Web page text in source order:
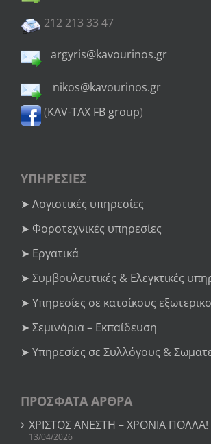
212 213 33 47
argyris@kavourinos.gr
nikos@kavourinos.gr
(KAV-TAX FB group)
ΥΠΗΡΕΣΙΕΣ
➤ Λογιστικές υπηρεσίες
➤ Φοροτεχνικές υπηρεσίες
➤ Εργατικά
➤ Συμβουλευτικές & Ελεγκτικές
➤ Υπηρεσίες σε κατοίκους
➤ Σεμινάρια – Εκπαίδευση
➤ Υπηρεσίες σε Συλλόγους &
ΠΡΟΣΦΑΤΑ ΑΡΘΡΑ
ΧΡΙΣΤΟΣ ΑΝΕΣΤΗ – ΧΡΟΝΙΑ ΠΟΛΛΑ!
13/04/2026